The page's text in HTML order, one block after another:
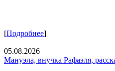
[Подробнее]
05.08.2026
Мануэла, внучка Рафаэля,